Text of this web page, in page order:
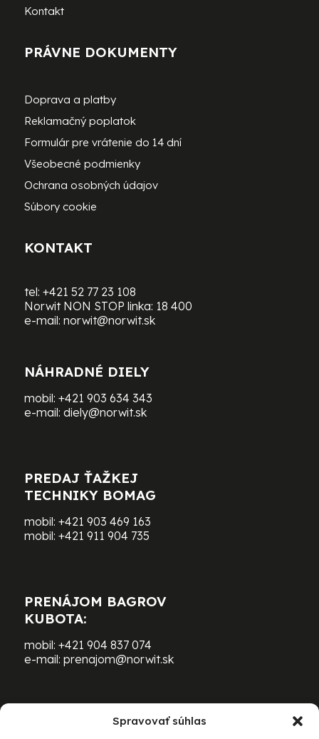
Spravovať súhlas
Kontakt
PRÁVNE DOKUMENTY
Doprava a platby
Reklamačný poplatok
Formulár pre vrátenie do 14 dní
Všeobecné podmienky
Ochrana osobných údajov
Súbory cookie
KONTAKT
tel: +421 52 77 23 108
Norwit NON STOP linka: 18 400
e-mail: norwit@norwit.sk
NÁHRADNÉ DIELY
mobil: +421 903 634 343
e-mail: diely@norwit.sk
PREDAJ ŤAŽKEJ
TECHNIKY BOMAG
mobil: +421 903 469 163
mobil: +421 911 904 735
PRENÁJOM BAGROV
KUBOTA:
mobil: +421 904 837 074
e-mail: prenajom@norwit.sk
PRENÁJOM ŤAŽKEJ TECHNIKY